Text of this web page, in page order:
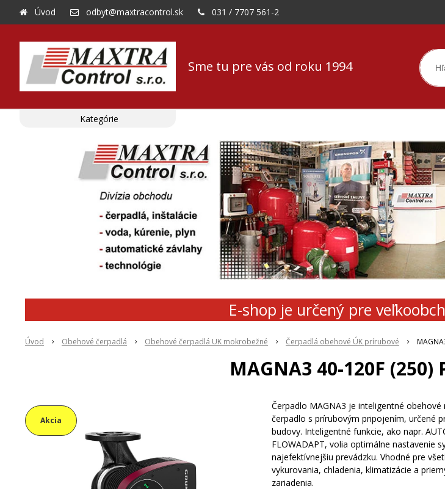
Sme tu pre vás od roku 1994
Úvod odbyt@maxtracontrol.sk 031 / 7707 561-2
E-shop je určený pre
Úvod Obehové čerpadlá Obehové čerpadlá UK mokrobežné Čerpadlá obehové ÚK prírubové
MAGNA3 40-120F (250)
Akcia
Čerpadlo MAGNA3 je inteligentné obehové
čerpadlo s prírubovým pripojením, určené
budovy. Inteligentné funkcie, ako napr.
FLOWADAPT, volia optimálne nastavenie
najefektívnejšiu prevádzku. Vhodné pre
vykurovania, chladenia, klimatizácie a
zariadenia.
Kategórie